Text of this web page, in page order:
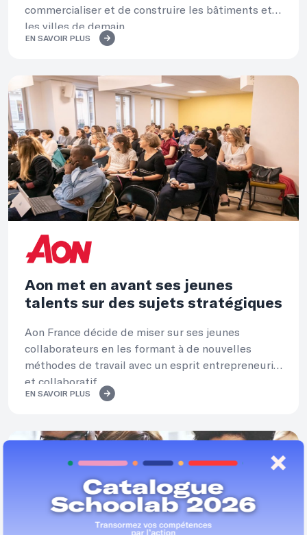
commercialiser et de construire les bâtiments et
les villes de demain.
EN SAVOIR PLUS
Aon met en avant ses jeunes
talents sur des sujets stratégiques
Aon France décide de miser sur ses jeunes
collaborateurs en les formant à de nouvelles
méthodes de travail avec un esprit entrepreneurial
et collaboratif.
EN SAVOIR PLUS